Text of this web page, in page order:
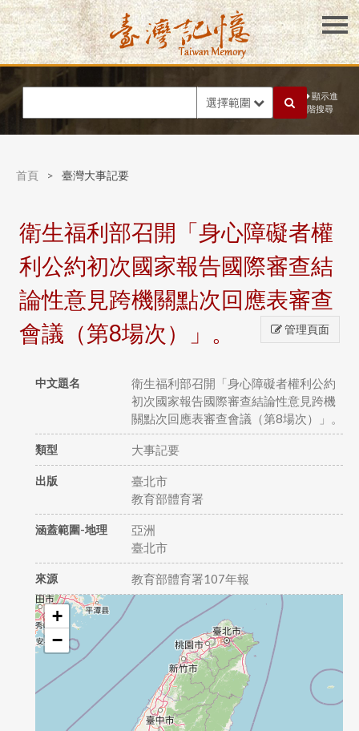
選擇範圍
顯示進
階搜尋
首頁 > 臺灣大事記要
衛生福利部召開「身心障礙者權
利公約初次國家報告國際審查結
論性意見跨機關點次回應表審查
會議（第8場次）」。
管理頁面
中文題名
衛生福利部召開「身心障礙者權利公約
初次國家報告國際審查結論性意見跨機
關點次回應表審查會議（第8場次）」。
類型 大事記要
出版
臺北市
教育部體育署
涵蓋範圍-地理
亞洲
臺北市
來源 教育部體育署107年報
+
−